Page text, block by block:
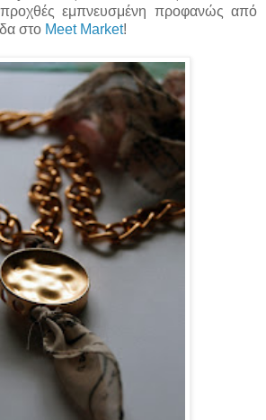
προχθές εμπνευσμένη προφανώς από
στο Meet Market!